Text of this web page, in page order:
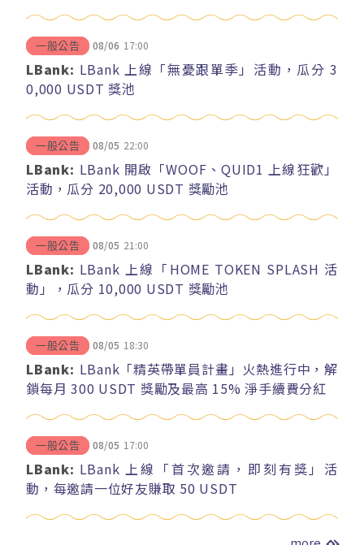
一般公告 08/06 17:00
LBank: LBank 上線「無憂跟單季」活動，瓜分 3
0,000 USDT 獎池
一般公告 08/05 22:00
LBank: LBank 開啟「WOOF、QUID1 上線狂歡」
活動，瓜分 20,000 USDT 獎勵池
一般公告 08/05 21:00
LBank: LBank 上線「HOME TOKEN SPLASH 活
動」，瓜分 10,000 USDT 獎勵池
一般公告 08/05 18:30
LBank: LBank「精英帶單員計畫」火熱進行中，解
鎖每月 300 USDT 獎勵及最高 15% 淨手續費分紅
一般公告 08/05 17:00
LBank: LBank 上線「首次邀請，即刻有獎」活
動，每邀請一位好友賺取 50 USDT